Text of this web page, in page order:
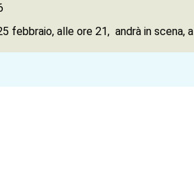
febbraio, alle ore 21, andrà in scena,